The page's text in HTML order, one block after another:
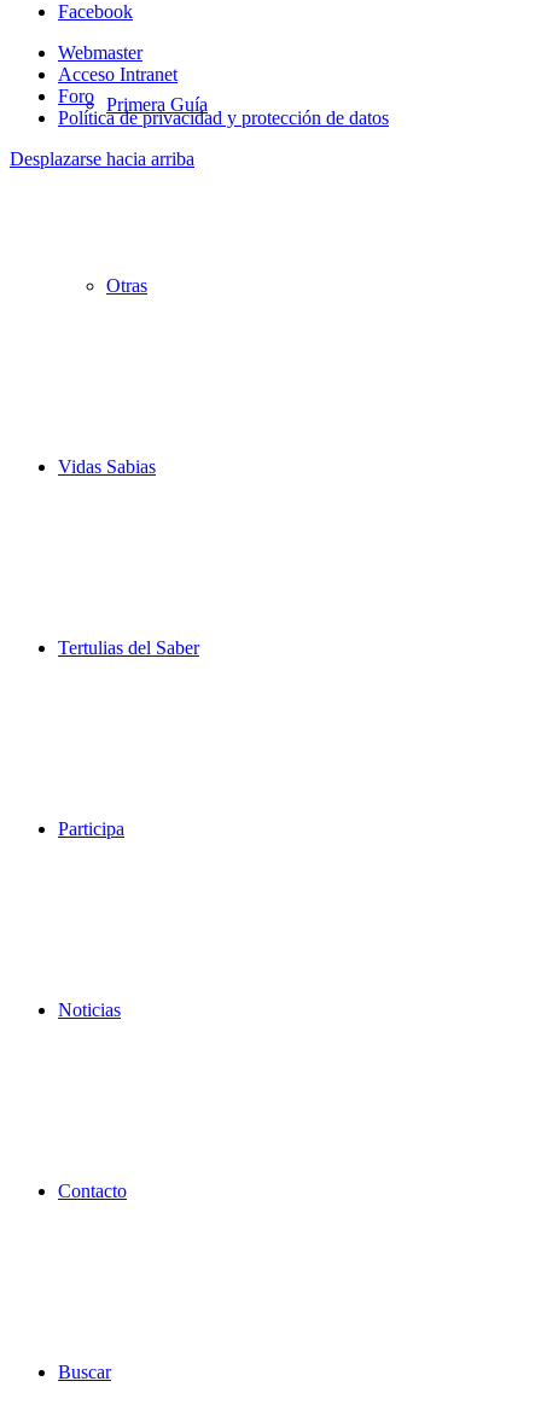
Primera Guía
Otras
Vidas Sabias
Tertulias del Saber
Participa
Noticias
Contacto
Buscar
Facebook
Webmaster
Acceso Intranet
Foro
Política de privacidad y protección de datos
Desplazarse hacia arriba